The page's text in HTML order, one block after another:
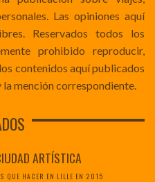
Las opiniones aquí
Reservados todos los
prohibido reproducir,
contenidos aquí publicados
mención correspondiente.
ARTÍSTICA
QUE HACER EN LILLE EN 2015